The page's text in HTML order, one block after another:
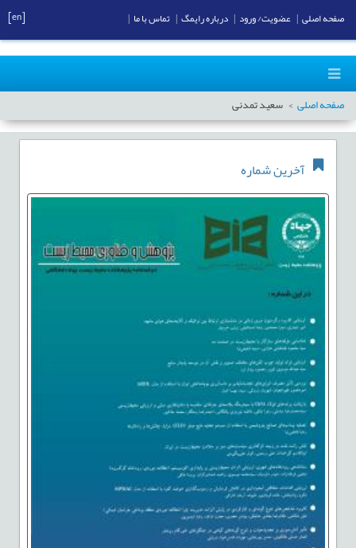
صفحه اصلی سعید تمدنی
آخرین شماره
صفحه اصلی عضویت/ ورود درباره رایمگ تماس با ما